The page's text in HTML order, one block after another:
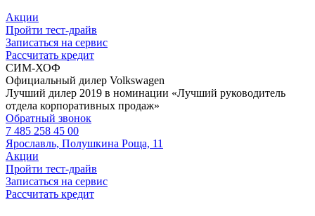
Акции
Пройти тест-драйв
Записаться на сервис
Рассчитать кредит
СИМ-ХОФ
Официальный дилер Volkswagen
Лучший дилер 2019 в номинации «Лучший руководитель
отдела корпоративных продаж»
Обратный звонок
7 485 258 45 00
Ярославль, Полушкина Роща, 11
Акции
Пройти тест-драйв
Записаться на сервис
Рассчитать кредит